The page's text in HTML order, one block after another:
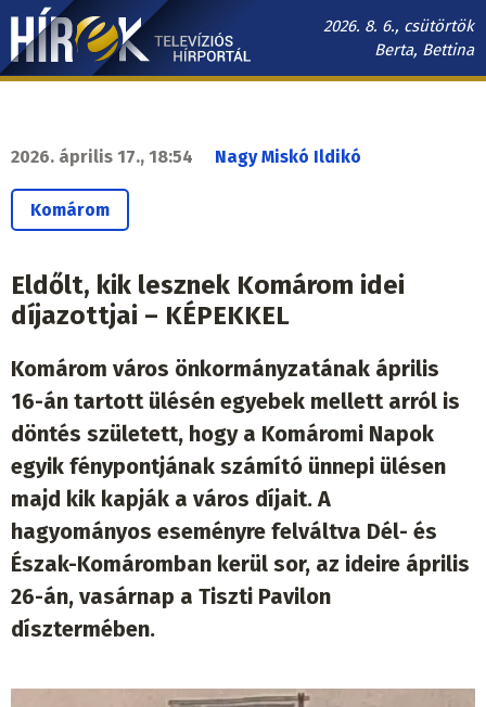
Ugrás
tartalomra
2026. 8. 6., csütörtök
Berta, Bettina
Hírek.sk
navigáció
2026. április 17., 18:54 Nagy Miskó Ildikó
Komárom
Eldőlt, kik lesznek Komárom idei
díjazottjai – KÉPEKKEL
Komárom város önkormányzatának április
16-án tartott ülésén egyebek mellett arról is
döntés született, hogy a Komáromi Napok
egyik fénypontjának számító ünnepi ülésen
majd kik kapják a város díjait. A
hagyományos eseményre felváltva Dél- és
Észak-Komáromban kerül sor, az ideire április
26-án, vasárnap a Tiszti Pavilon
dísztermében.